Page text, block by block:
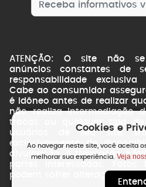
ATENÇÃO: O site não
anúncios constantes de
responsabilidade
Cabe ao consumidor
é idôneo antes de realizar
não realiza intermediação
trocas ou qualquer tipo
usuários de seu site,
exclusivamente de
divulgação. A transação é
partes interessadas. Fotos
podem sofrer alterações sem
Cookies e
Ao navegar neste site, você aceita
melhorar sua experiência.Veja